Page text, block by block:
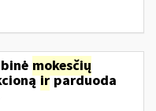
mokesčių
irparduoda